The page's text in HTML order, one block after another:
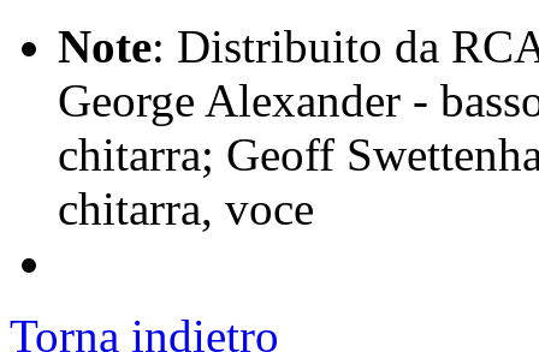
Note: Distribuito da
George Alexander -
chitarra; Geoff
chitarra, voce
Torna indietro